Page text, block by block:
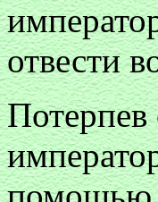
отвести
Потерпев